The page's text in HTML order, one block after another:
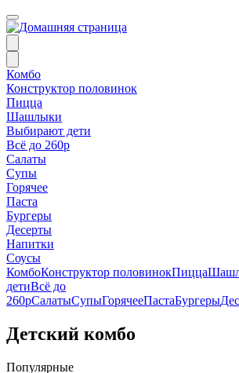
Комбо
Конструктор половинок
Пицца
Шашлыки
Выбирают дети
Всё до 260р
Салаты
Супы
Горячее
Паста
Бургеры
Десерты
Напитки
Соусы
КомбоКонструктор половинокПицца
детиВсё до
260рСалатыСупыГорячееПастаБургеры
Детский комбо
Популярные